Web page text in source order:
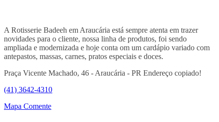
A Rotisserie Badeeh em Araucária está sempre atenta em trazer
novidades para o cliente, nossa linha de produtos, foi sendo
ampliada e modernizada e hoje conta om um cardápio variado com
antepastos, massas, carnes, pratos especiais e doces.
Praça Vicente Machado, 46 - Araucária - PR Endereço copiado!
(41) 3642-4310
Mapa Comente